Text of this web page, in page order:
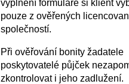
vyplnění formuláře si klient
pouze z ověřených
společností.
Při ověřování bonity žadatele
poskytovatelé půjček
zkontrolovat i jeho zadlužení.